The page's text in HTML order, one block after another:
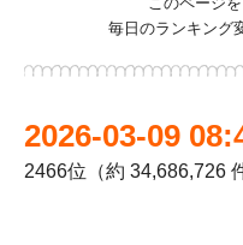
毎日のランキング
2026-03-09
2466位（約 34,686,726